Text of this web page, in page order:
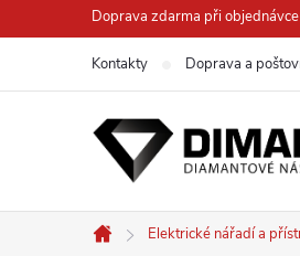
na
Doprava zdarma při
Kontakty Doprava a
Domů
Elektrické nářadí a